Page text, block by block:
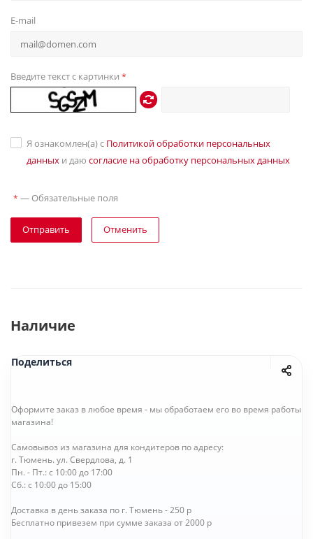
E-mail
Введите текст с картинки *
Я ознакомлен(а) с Политикой обработки персональных
данных и даю согласие на обработку персональных данных
* — Обязательные поля
Отправить Отменить
Наличие
Поделиться
Оформите заказ в любое время - мы обработаем его во время работы
магазина!
Самовывоз из магазина для кондитеров по адресу:
г. Тюмень. ул. Свердлова, д. 1
Пн. - Пт.: с 10:00 до 17:00
Сб.: с 10:00 до 15:00
Доставка в день заказа по г. Тюмень - 250 р
Бесплатно привезем при сумме заказа от 2000 р